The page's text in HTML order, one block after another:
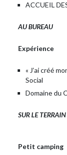
ACCUEIL
AU BUREAU
Expérience
« J’ai créé
Social
Domaine du
SUR LE TERRAIN
Petit camping